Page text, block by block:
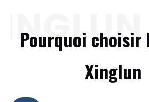
Pourquoi choisir
Xinglun